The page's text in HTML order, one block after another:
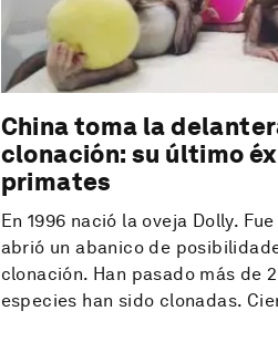
China toma la
clonación: su último
primates
En 1996 nació la oveja Dolly.
abrió un abanico de
clonación. Han pasado más de
especies han sido clonadas.